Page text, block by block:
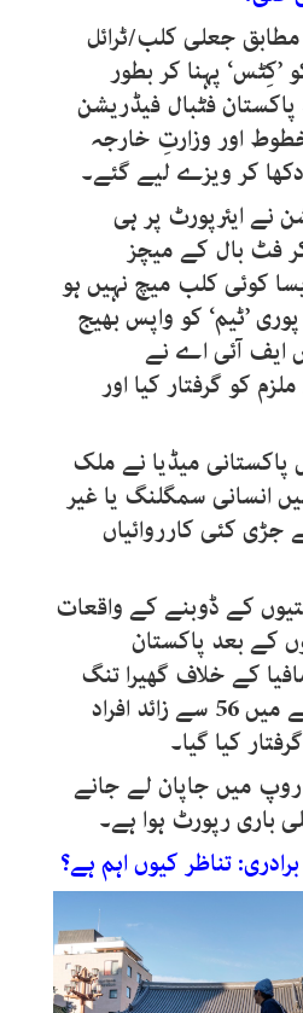
جعلی کلب/ٹرائل
’کِٹس‘ پہنا کر بطور
فٹبال فیڈریشن
اور وزارتِ خارجہ
کر ویزے لیے گئے۔
نے ایئرپورٹ پر ہی
فٹ بال کے میچز
کوئی کلب میچ نہیں ہو
’ٹیم‘ کو واپس بھیج
ایف آئی اے نے
کو گرفتار کیا اور
پاکستانی میڈیا نے ملک
انسانی سمگلنگ یا غیر
جڑی کئی کارروائیاں
کے ڈوبنے کے واقعات
کے بعد پاکستان
کے خلاف گھیرا تنگ
کیا ہے۔ اس کے نتیجے میں 56 سے زائد افراد
کیا گیا۔
میں جاپان لے جانے
باری رپورٹ ہوا ہے۔
تناظر کیوں اہم ہے؟